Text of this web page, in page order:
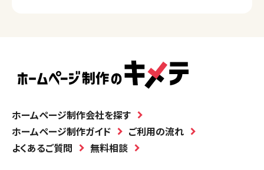
ホームページ制作会社を探す
ホームページ制作ガイド
ご利用の流れ
よくあるご質問
無料相談